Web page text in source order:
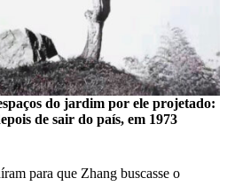
do jardim por ele projetado:
de sair do país, em 1973
para que Zhang buscasse o